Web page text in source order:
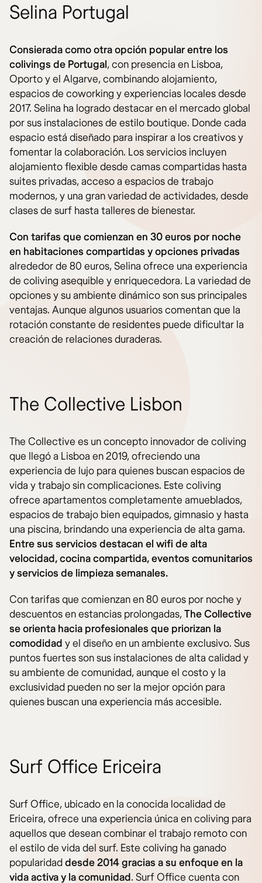
Selina Portugal
Consierada como otra opción popular entre los
colivings de Portugal, con presencia en Lisboa,
Oporto y el Algarve, combinando alojamiento,
espacios de coworking y experiencias locales desde
2017. Selina ha logrado destacar en el mercado global
por sus instalaciones de estilo boutique. Donde cada
espacio está diseñado para inspirar a los creativos y
fomentar la colaboración. Los servicios incluyen
alojamiento flexible desde camas compartidas hasta
suites privadas, acceso a espacios de trabajo
modernos, y una gran variedad de actividades, desde
clases de surf hasta talleres de bienestar.
Con tarifas que comienzan en 30 euros por noche
en habitaciones compartidas y opciones privadas
alrededor de 80 euros, Selina ofrece una experiencia
de coliving asequible y enriquecedora. La variedad de
opciones y su ambiente dinámico son sus principales
ventajas. Aunque algunos usuarios comentan que la
rotación constante de residentes puede dificultar la
creación de relaciones duraderas.
The Collective Lisbon
The Collective es un concepto innovador de coliving
que llegó a Lisboa en 2019, ofreciendo una
experiencia de lujo para quienes buscan espacios de
vida y trabajo sin complicaciones. Este coliving
ofrece apartamentos completamente amueblados,
espacios de trabajo bien equipados, gimnasio y hasta
una piscina, brindando una experiencia de alta gama.
Entre sus servicios destacan el wifi de alta
velocidad, cocina compartida, eventos comunitarios
y servicios de limpieza semanales.
Con tarifas que comienzan en 80 euros por noche y
descuentos en estancias prolongadas,The Collective
se orienta hacia profesionales que priorizan la
comodidad y el diseño en un ambiente exclusivo. Sus
puntos fuertes son sus instalaciones de alta calidad y
su ambiente de comunidad, aunque el costo y la
exclusividad pueden no ser la mejor opción para
quienes buscan una experiencia más accesible.
Surf Office Ericeira
Surf Office, ubicado en la conocida localidad de
Ericeira, ofrece una experiencia única en coliving para
aquellos que desean combinar el trabajo remoto con
el estilo de vida del surf. Este coliving ha ganado
popularidaddesde 2014 gracias a su enfoque en la
vida activa y la comunidad. Surf Office cuenta con